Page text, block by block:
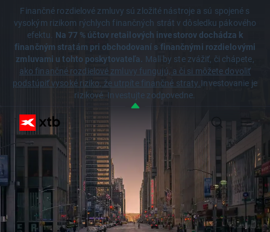
Finančné rozdielové zmluvy sú zložité nástroje a sú spojené s
vysokým rizikom rýchlych finančných strát v dôsledku pákového
efektu. Na 77 % účtov retailových investorov dochádza k
finančným stratám pri obchodovaní s finančnými rozdielovými
zmluvami u tohto poskytovateľa. Mali by ste zvážiť, či chápete,
ako finančné rozdielové zmluvy fungujú, a či si môžete dovoliť
podstúpiť vysoké riziko, že utrpíte finančné straty.Investovanie je
rizikové. Investujte zodpovedne.